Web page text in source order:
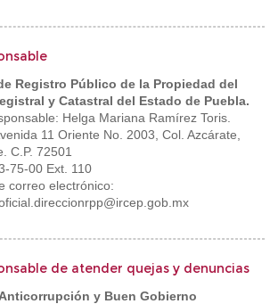
Registro Público de la Propiedad del
y Catastral del Estado de Puebla.
Helga Mariana Ramírez Toris.
11 Oriente No. 2003, Col. Azcárate,
C.P. 72501
75-00 Ext. 110
correo electrónico:
de atender quejas y denuncias
y Buen Gobierno